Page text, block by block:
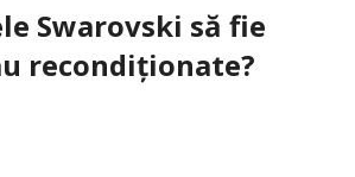
Swarovski să fie
recondiționate?